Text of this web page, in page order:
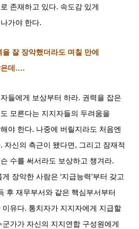
존재하고 있다. 속도감 있게
가야 한다.
잘 장악했더라도 며칠 만에
데 ….
들에게 보상부터 하라. 권력을 잡은
모른다는 지지자들의 두려움을
야 한다. 나중에 버릴지라도 처음엔
. 자신의 측근이 됐다면, 그리고 잠재적
수를 써서라도 보상하고 챙겨라.
장악한 사람은 ‘지급능력’부터 갖고
후 재무부서와 같은 핵심부서부터
이유다. 통치자가 지지자에게 지급할
가가 자신의 지지연합 구성원에게